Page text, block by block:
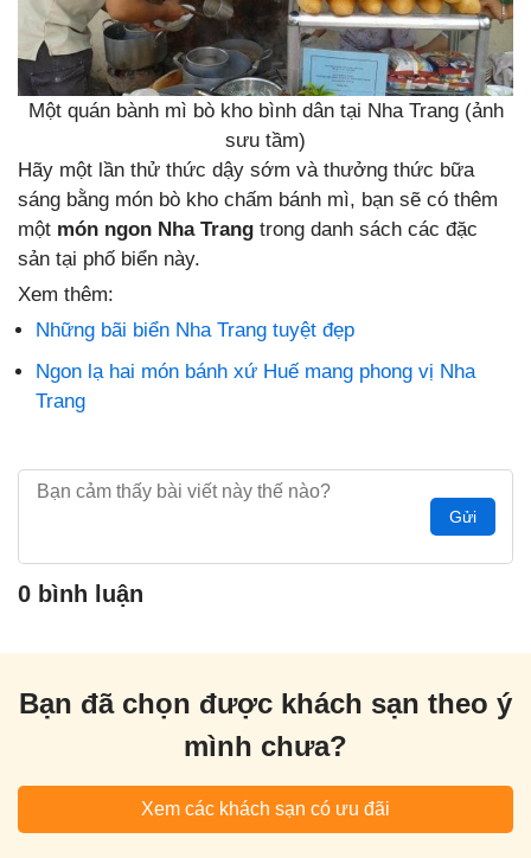
Một quán bành mì bò kho bình dân tại Nha Trang (ảnh
sưu tầm)
Hãy một lần thử thức dậy sớm và thưởng thức bữa
sáng bằng món bò kho chấm bánh mì, bạn sẽ có thêm
một món ngon Nha Trang trong danh sách các đặc
sản tại phố biển này.
Xem thêm:
Những bãi biển Nha Trang tuyệt đẹp
Ngon lạ hai món bánh xứ Huế mang phong vị Nha
Trang
Gửi
0 bình luận
Bạn đã chọn được khách sạn theo ý
mình chưa?
Xem các khách sạn có ưu đãi